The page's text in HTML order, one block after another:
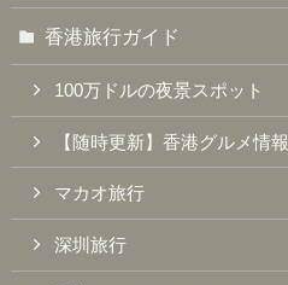
香港旅行ガイド
100万ドルの夜景スポット
【随時更新】香港グルメ情報
マカオ旅行
深圳旅行